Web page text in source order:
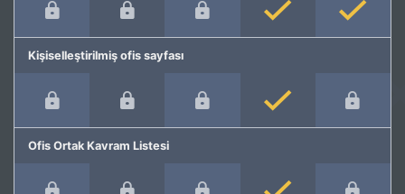
Kişiselleştirilmiş ofis sayfası
Ofis Ortak Kavram Listesi